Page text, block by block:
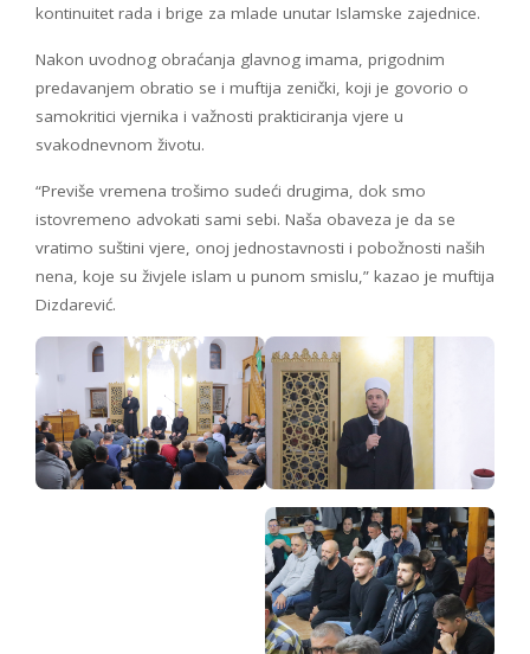
kontinuitet rada i brige za mlade unutar Islamske zajednice.
Nakon uvodnog obraćanja glavnog imama, prigodnim
predavanjem obratio se i muftija zenički, koji je govorio o
samokritici vjernika i važnosti prakticiranja vjere u
svakodnevnom životu.
“Previše vremena trošimo sudeći drugima, dok smo
istovremeno advokati sami sebi. Naša obaveza je da se
vratimo suštini vjere, onoj jednostavnosti i pobožnosti naših
nena, koje su živjele islam u punom smislu,” kazao je muftija
Dizdarević.